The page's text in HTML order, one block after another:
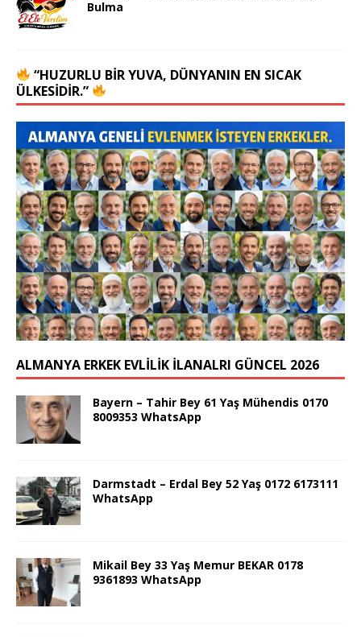
Bulma
“HUZURLU BIR YUVA, DÜNYANIN EN SICAK
ÜLKESIDIR.”
ALMANYA ERKEK EVLİLİK İLANALRI GÜNCEL 2026
Bayern – Tahir Bey 61 Yaş Mühendis 0170
8009353 WhatsApp
Darmstadt – Erdal Bey 52 Yaş 0172 6173111
WhatsApp
Mikail Bey 33 Yaş Memur BEKAR 0178
9361893 WhatsApp